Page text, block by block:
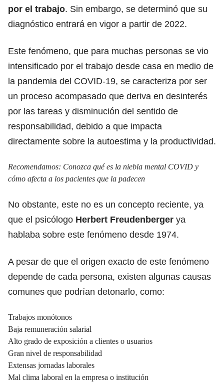
por el trabajo. Sin embargo, se determinó que su
diagnóstico entrará en vigor a partir de 2022.
Este fenómeno, que para muchas personas se vio
intensificado por el trabajo desde casa en medio de
la pandemia del COVID-19, se caracteriza por ser
un proceso acompasado que deriva en desinterés
por las tareas y disminución del sentido de
responsabilidad, debido a que impacta
directamente sobre la autoestima y la productividad.
Recomendamos: Conozca qué es la niebla mental COVID y
cómo afecta a los pacientes que la padecen
No obstante, este no es un concepto reciente, ya
que el psicólogo Herbert Freudenberger ya
hablaba sobre este fenómeno desde 1974.
A pesar de que el origen exacto de este fenómeno
depende de cada persona, existen algunas causas
comunes que podrían detonarlo, como:
Trabajos monótonos
Baja remuneración salarial
Alto grado de exposición a clientes o usuarios
Gran nivel de responsabilidad
Extensas jornadas laborales
Mal clima laboral en la empresa o institución